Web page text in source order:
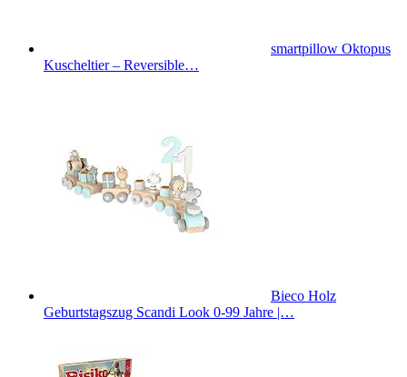
smartpillow Oktopus
Kuscheltier – Reversible…
Bieco Holz
Geburtstagszug Scandi Look 0-99 Jahre |…